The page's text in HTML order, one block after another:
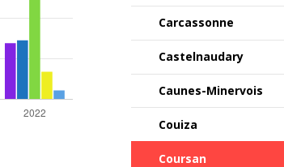
Carcassonne
Castelnaudary
Caunes-Minervois
Couiza
Coursan